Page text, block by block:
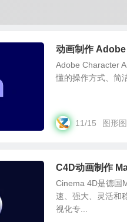
动画制作
Adobe Character
懂的操作方式、简
11/15 图形
C4D动画制作
Cinema 4D是德国
速、强大、灵活和
视化专...